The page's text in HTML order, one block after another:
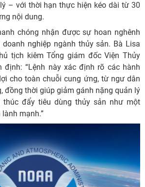
– với thời hạn thực hiện kéo dài từ 30
nội dung.
chóng nhận được sự hoan nghênh
nghiệp ngành thủy sản. Bà Lisa
tịch kiêm Tổng giám đốc Viện Thủy
định: “Lệnh này xác định rõ các hành
cho toàn chuỗi cung ứng, từ ngư dân
đồng thời giúp giảm gánh nặng quản lý
thúc đẩy tiêu dùng thủy sản như một
mạnh.”